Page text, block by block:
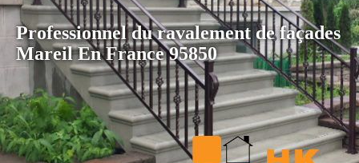
Professionnel du ravalement de façades
Mareil En France 95850